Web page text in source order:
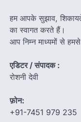
हम आपके सुझाव,
का स्वागत करते हैं।
आप निम्न माध्यमों से
एडिटर / संपादक :
रोशनी देवी
फ़ोन:
+91-7451 979 235